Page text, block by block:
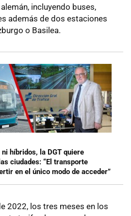
incluyendo buses,
además de dos estaciones
o Basilea.
híbridos, la DGT quiere
ciudades: “El transporte
en el único modo de acceder”
2022, los tres meses en los